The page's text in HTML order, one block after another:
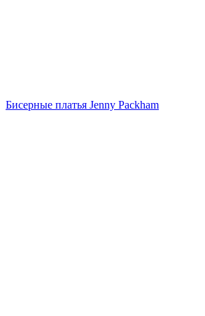
Бисерные платья Jenny Packham